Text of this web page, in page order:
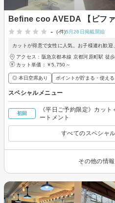
Befine coo AVEDA 【ビファ
-
(-件)5月26日掲載開始
カットが得意で女性に人気。お子様連れ歓迎
アクセス：阪急京都本線 京都河原町駅 徒
カット単価： ￥5,750～
◎ 本日空席あり ポイントが貯まる・使える
スペシャルメニュー
初回
《平日ご予約限定》カッ
ートメント
すべてのスペシャ
その他の情